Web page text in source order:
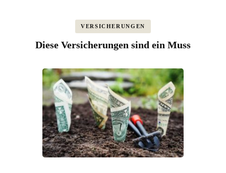
VERSICHERUNGEN
Diese Versicherungen sind ein Muss